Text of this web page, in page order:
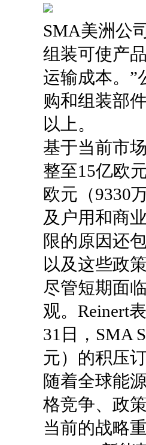
SMA美洲公
组装可使产
运输成本。”
购和组装部
以上。
基于当前市
整至15亿欧
欧元（9330
及户用和商
限的原因还
以及这些政
尽管短期面
观。Reinert
31日，SMA
元）的积压
随着全球能
格竞争、政
当前的战略